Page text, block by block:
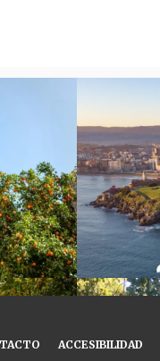
ACCESIBILIDAD